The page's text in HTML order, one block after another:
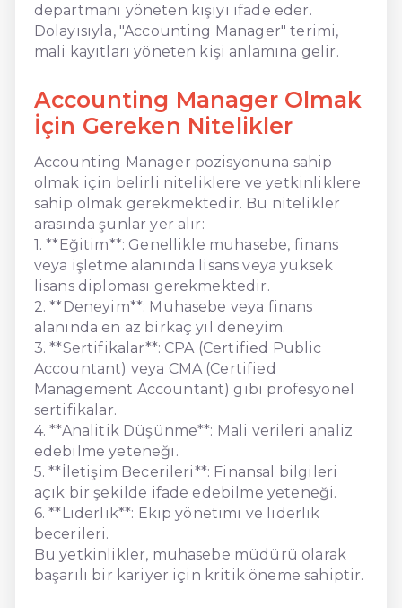
departmanı yöneten kişiyi ifade eder.
Dolayısıyla, "Accounting Manager" terimi,
mali kayıtları yöneten kişi anlamına gelir.
Accounting Manager Olmak
İçin Gereken Nitelikler
Accounting Manager pozisyonuna sahip
olmak için belirli niteliklere ve yetkinliklere
sahip olmak gerekmektedir. Bu nitelikler
arasında şunlar yer alır:
1. **Eğitim**: Genellikle muhasebe, finans
veya işletme alanında lisans veya yüksek
lisans diploması gerekmektedir.
2. **Deneyim**: Muhasebe veya finans
alanında en az birkaç yıl deneyim.
3. **Sertifikalar**: CPA (Certified Public
Accountant) veya CMA (Certified
Management Accountant) gibi profesyonel
sertifikalar.
4. **Analitik Düşünme**: Mali verileri analiz
edebilme yeteneği.
5. **İletişim Becerileri**: Finansal bilgileri
açık bir şekilde ifade edebilme yeteneği.
6. **Liderlik**: Ekip yönetimi ve liderlik
becerileri.
Bu yetkinlikler, muhasebe müdürü olarak
başarılı bir kariyer için kritik öneme sahiptir.